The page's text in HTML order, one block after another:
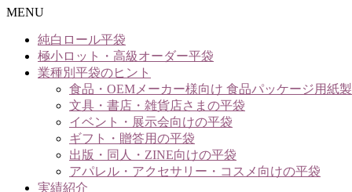
MENU
純白ロール平袋
極小ロット・高級オーダー平袋
業種別平袋のヒント
食品・OEMメーカー様向け 食品パッケージ用紙
文具・書店・雑貨店さまの平袋
イベント・展示会向けの平袋
ギフト・贈答用の平袋
出版・同人・ZINE向けの平袋
アパレル・アクセサリー・コスメ向けの平袋
実績紹介